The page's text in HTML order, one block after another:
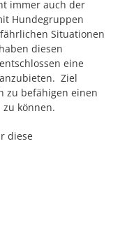
immer auch der
Hundegruppen
Situationen
diesen
eine
Ziel
zu befähigen einen
zu können.
diese